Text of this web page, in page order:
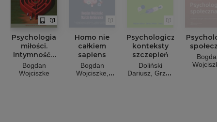
Psychologia
miłości.
Intymność -
Namiętność -
Zobowiązanie
Bogdan
Wojciszke
Homo nie
całkiem
sapiens
Bogdan
Wojciszke
Psychologiczne
konteksty
szczepień
Doliński
Dariusz Grzyb